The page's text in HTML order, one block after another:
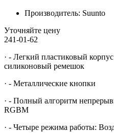
Производитель: Suunto
Уточняйте цену
241-01-62
· - Легкий пластиковый
силиконовый ремешок
· - Металлические кнопки
· - Полный алгоритм
RGBM
· - Четыре режима работы: